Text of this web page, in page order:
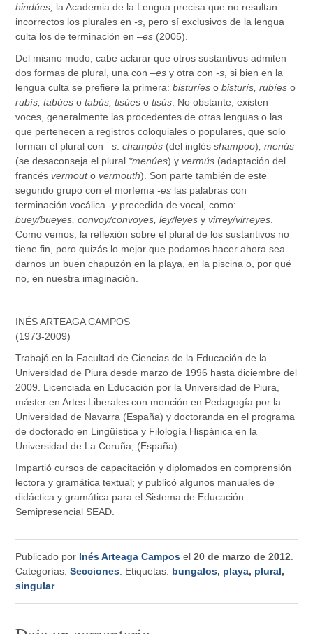
hindúes, la Academia de la Lengua precisa que no resultan
incorrectos los plurales en-s , pero sí exclusivos de la lengua
culta los de terminación en –es (2005).
Del mismo modo, cabe aclarar que otros sustantivos admiten
dos formas de plural, una con –es y otra con-s , si bien en la
lengua culta se prefiere la primera:bisturíeso bisturís,rubíeso
rubís, tabúeso tabús, tisúeso tisús . No obstante, existen
voces, generalmente las procedentes de otras lenguas o las
que pertenecen a registros coloquiales o populares, que solo
forman el plural con –s:champús (del inglésshampoo) , menús
(se desaconseja el plural *menúes) yvermús (adaptación del
francésvermout o vermouth). Son parte también de este
segundo grupo con el morfema-es las palabras con
terminación vocálica-y precedida de vocal, como:
buey/bueyes, convoy/convoyes, ley/leyesyvirrey/virreyes
Como vemos, la reflexión sobre el plural de los sustantivos no
tiene fin, pero quizás lo mejor que podamos hacer ahora sea
darnos un buen chapuzón en la playa, en la piscina o, por qué
no, en nuestra imaginación.
INÉS ARTEAGA CAMPOS
(1973-2009)
Trabajó en la Facultad de Ciencias de la Educación de la
Universidad de Piura desde marzo de 1996 hasta diciembre del
2009. Licenciada en Educación por la Universidad de Piura,
máster en Artes Liberales con mención en Pedagogía por la
Universidad de Navarra (España) y doctoranda en el programa
de doctorado en Lingüística y Filología Hispánica en la
Universidad de La Coruña, (España).
Impartió cursos de capacitación y diplomados en comprensión
lectora y gramática textual; y publicó algunos manuales de
didáctica y gramática para el Sistema de Educación
Semipresencial SEAD.
Publicado por Inés Arteaga Campos el20 de marzo de 2012
Categorías:Secciones . Etiquetas: bungalos, playa, plural,
singular.